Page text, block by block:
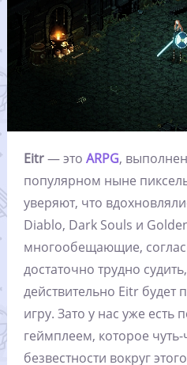
Eitr— этоARPG,
популярном ныне
уверяют, что
Diablo, Dark Souls и
многообещающие,
достаточно трудно
действительно Eitr будет
игру. Зато у нас уже есть
геймплеем, которое чуть-
безвестности вокруг